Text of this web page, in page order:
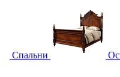
Спальни